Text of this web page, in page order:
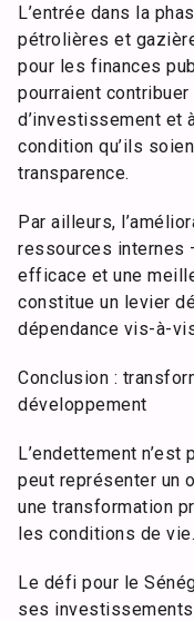
L’entrée dans la
pétrolières et
pour les finances
pourraient
d’investissement et
condition qu’ils
transparence.
Par ailleurs,
ressources internes
efficace et une
constitue un levier
dépendance vis-à-
Conclusion :
développement
L’endettement n’est
peut représenter un
une transformation
les conditions de vie.
Le défi pour le
ses